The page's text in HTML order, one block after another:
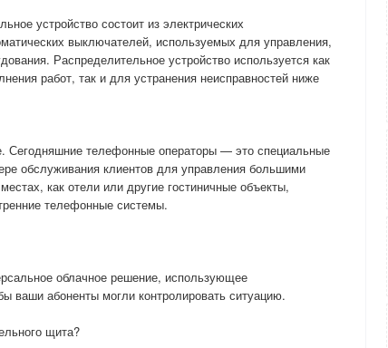
устройство состоит из электрических
выключателей, используемых для управления,
Распределительное устройство используется как
работ, так и для устранения неисправностей ниже
Сегодняшние телефонные операторы — это специальные
обслуживания клиентов для управления большими
как отели или другие гостиничные объекты,
телефонные системы.
облачное решение, использующее
ваши абоненты могли контролировать ситуацию.
щита?